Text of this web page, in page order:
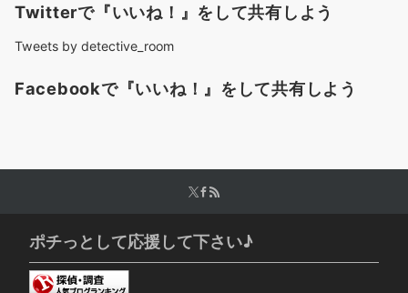
Twitterで『いいね！』をして共有しよう
Tweets by detective_room
Facebookで『いいね！』をして共有しよう
ポチっとして応援して下さい♪